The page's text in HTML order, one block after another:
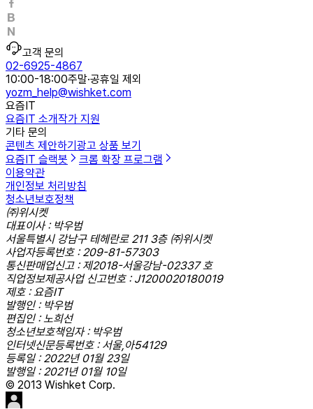
고객 문의
02-6925-4867
10:00-18:00주말·공휴일 제외
yozm_help@wishket.com
요즘IT
요즘IT 소개작가 지원
기타 문의
콘텐츠 제안하기 광고 상품 보기
요즘IT 슬랙봇
크롬 확장 프로그램
이용약관
개인정보 처리방침
청소년보호정책
㈜위시켓
대표이사 : 박우범
서울특별시 강남구 테헤란로 211 3층 ㈜위시켓
사업자등록번호 : 209-81-57303
통신판매업신고 : 제2018-서울강남-02337 호
직업정보제공사업 신고번호 : J1200020180019
제호 : 요즘IT
발행인 : 박우범
편집인 : 노희선
청소년보호책임자 : 박우범
인터넷신문등록번호 : 서울,아54129
등록일 : 2022년 01월 23일
발행일 : 2021년 01월 10일
© 2013 Wishket Corp.